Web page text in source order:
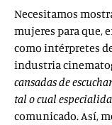
Necesitamos
mujeres para que,
como intérpretes
industria
cansadas de
tal o cual
comunicado. Así,